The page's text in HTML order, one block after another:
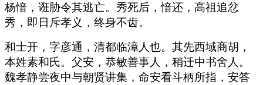
杨愔，诳胁令其逃亡。秀死后，愔还，高祖追忿
秀，即日斥孝义，终身不齿。
和士开，字彦通，清都临漳人也。其先西域商胡，
本姓素和氏。父安，恭敏善事人，稍迁中书舍人。
魏孝静尝夜中与朝贤讲集，命安看斗柄所指，安答